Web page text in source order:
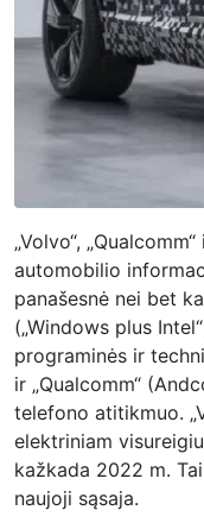
„Volvo“,
automobilio
panašesnė nei bet
(„Windows plus
programinės ir
ir „Qualcomm“
telefono atitikmuo.
elektriniam
kažkada 2022 m.
naujoji sąsaja.